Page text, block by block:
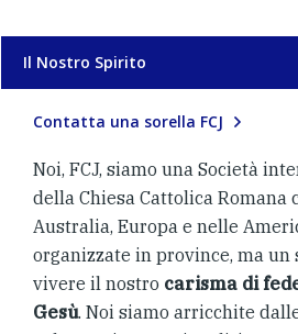
Il Nostro Spirito
Contatta una sorella FCJ
Noi, FCJ, siamo una Società
della Chiesa Cattolica Romana
Australia, Europa e nelle
organizzate in province, ma un
vivere il nostro carisma di
Gesù. Noi siamo arricchite